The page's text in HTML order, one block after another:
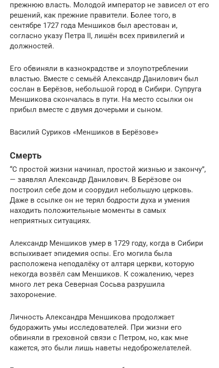
прежнюю власть. Молодой император не зависел от его
решений, как прежние правители. Более того, в
сентябре 1727 года Меншиков был арестован и,
согласно указу Петра II, лишён всех привилегий и
должностей.
Его обвиняли в казнокрадстве и злоупотреблении
властью. Вместе с семьёй Александр Данилович был
сослан в Берёзов, небольшой город в Сибири. Супруга
Меншикова скончалась в пути. На место ссылки он
прибыл вместе с двумя дочерьми и сыном.
Василий Суриков «Меншиков в Берёзове»
Смерть
“С простой жизни начинал, простой жизнью и закончу”,
— заявлял Александр Данилович. В Берёзове он
построил себе дом и соорудил небольшую церковь.
Даже в ссылке он не терял бодрости духа и умения
находить положительные моменты в самых
неприятных ситуациях.
Александр Меншиков умер в 1729 году, когда в Сибири
вспыхивает эпидемия оспы. Его могила была
расположена неподалёку от алтаря церкви, которую
некогда возвёл сам Меншиков. К сожалению, через
много лет река Северная Сосьва разрушила
захоронение.
Личность Александра Меншикова продолжает
будоражить умы исследователей. При жизни его
обвиняли в греховной связи с Петром, но, как мне
кажется, это были лишь наветы недоброжелателей.